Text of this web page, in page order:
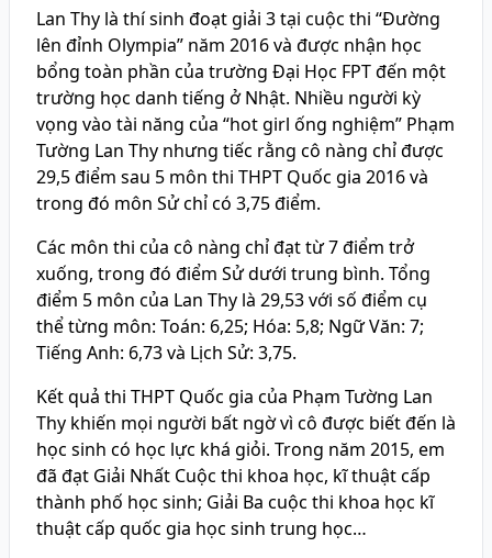
Lan Thy là thí sinh đoạt giải 3 tại cuộc thi “Đường
lên đỉnh Olympia” năm 2016 và được nhận học
bổng toàn phần của trường Đại Học FPT đến một
trường học danh tiếng ở Nhật. Nhiều người kỳ
vọng vào tài năng của “hot girl ống nghiệm” Phạm
Tường Lan Thy nhưng tiếc rằng cô nàng chỉ được
29,5 điểm sau 5 môn thi THPT Quốc gia 2016 và
trong đó môn Sử chỉ có 3,75 điểm.
Các môn thi của cô nàng chỉ đạt từ 7 điểm trở
xuống, trong đó điểm Sử dưới trung bình. Tổng
điểm 5 môn của Lan Thy là 29,53 với số điểm cụ
thể từng môn: Toán: 6,25; Hóa: 5,8; Ngữ Văn: 7;
Tiếng Anh: 6,73 và Lịch Sử: 3,75.
Kết quả thi THPT Quốc gia của Phạm Tường Lan
Thy khiến mọi người bất ngờ vì cô được biết đến là
học sinh có học lực khá giỏi. Trong năm 2015, em
đã đạt Giải Nhất Cuộc thi khoa học, kĩ thuật cấp
thành phố học sinh; Giải Ba cuộc thi khoa học kĩ
thuật cấp quốc gia học sinh trung học…